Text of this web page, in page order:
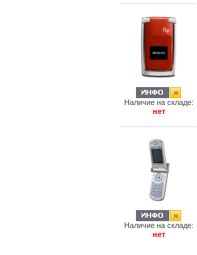
Наличие на складе:
нет
Наличие на складе:
нет